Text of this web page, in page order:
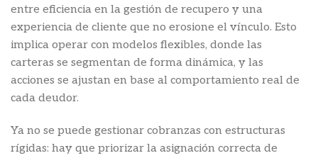
entre eficiencia en la gestión de recupero y una
experiencia de cliente que no erosione el vínculo. Esto
implica operar con modelos flexibles, donde las
carteras se segmentan de forma dinámica, y las
acciones se ajustan en base al comportamiento real de
cada deudor.
Ya no se puede gestionar cobranzas con estructuras
rígidas: hay que priorizar la asignación correcta de